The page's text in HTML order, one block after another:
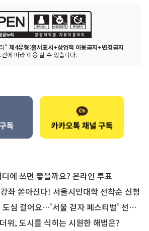
" 제4유형:출처표시+상업적 이용금지+변경금지
건에 따라 이용 할 수 있습니다.
에 쓰면 좋을까요? 온라인 투표
좌 쏟아진다! 서울시민대학 선착순 신청
걸어요…'서울 걷자 페스티벌' 선착순 5천명
위, 도시를 식히는 시원한 해법은?